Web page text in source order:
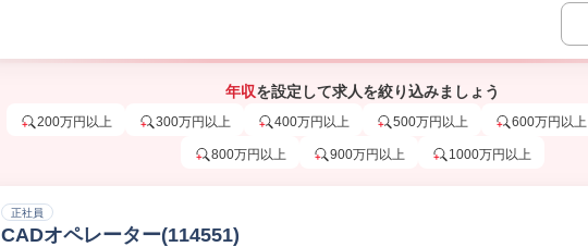
年収を設定して求人を絞り込みましょう
200万円以上 300万円以上 400万円以上 500万円以上 600万円以上
800万円以上 900万円以上 1000万円以上
正社員
CADオペレーター(114551)